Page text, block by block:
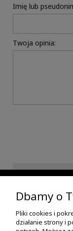
Imię lub
Twoja opinia:
Dbamy o
Pliki cookies i
działanie strony i